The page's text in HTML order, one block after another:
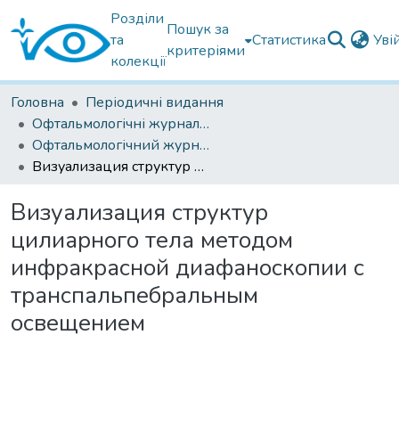
Розділи
та
колекції
Пошук за
критеріями
Статистика
Головна
Періодичні видання
Офтальмологічні журнали українські
Офтальмологічний журнал 2015
Визуализация структур цилиарного тела методом инфракрасной диафаноскопии с транспальпебральным освещением
Визуализация структур
цилиарного тела методом
инфракрасной диафаноскопии с
транспальпебральным
освещением